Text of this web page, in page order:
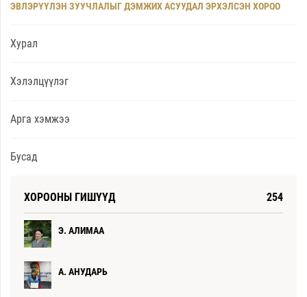
ЭВЛЭРҮҮЛЭН ЗУУЧЛАЛЫГ ДЭМЖИХ АСУУДАЛ ЭРХЭЛСЭН ХОРОО
Хурал
Хэлэлцүүлэг
Арга хэмжээ
Бусад
ХОРООНЫ ГИШҮҮД 254
Э. АЛИМАА
А. АНУДАРЬ